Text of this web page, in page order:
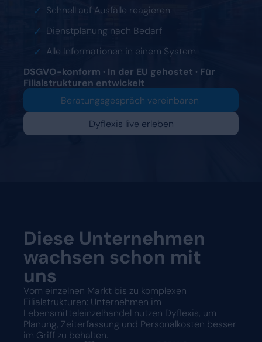
Eine Demo anfordern
Schnell auf Ausfälle reagieren
Dienstplanung nach Bedarf
Alle Informationen in einem System
DSGVO-konform · In der EU gehostet · Für
Filialstrukturen entwickelt
Beratungsgespräch vereinbaren
Dyflexis live erleben
Diese Unternehmen
wachsen schon mit
uns
Vom einzelnen Markt bis zu komplexen
Filialstrukturen: Unternehmen im
Lebensmitteleinzelhandel nutzen Dyflexis, um
Planung, Zeiterfassung und Personalkosten besser
im Griff zu behalten.